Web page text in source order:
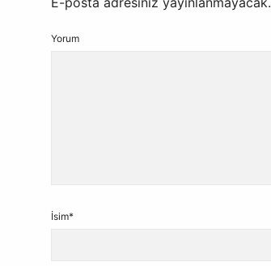
Yorum
İsim*